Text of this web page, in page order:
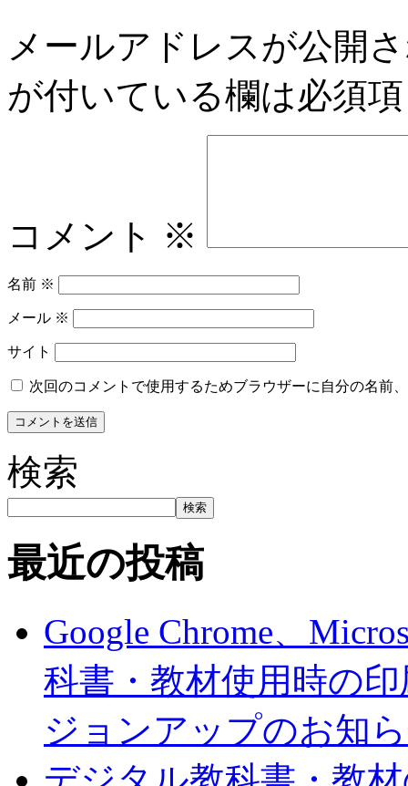
メールアドレスが公開
が付いている欄は必須
コメント ※
名前 ※
メール ※
サイト
次回のコメントで使用するためブラウザーに自分の名前
検索
検索
最近の投稿
Google Chrome、
科書・教材使用時の
ジョンアップのお知